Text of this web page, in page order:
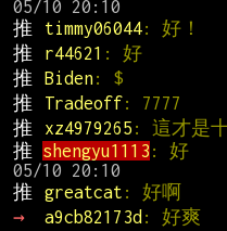
推
timmy06044: 好！
推
r44621 : 好
推
Biden: $
推
Tradeoff: 7777
推
xz4979265 : 這才是
推 shengyu1113
推
greatcat : 好啊
→
a9cb82173d : 好爽